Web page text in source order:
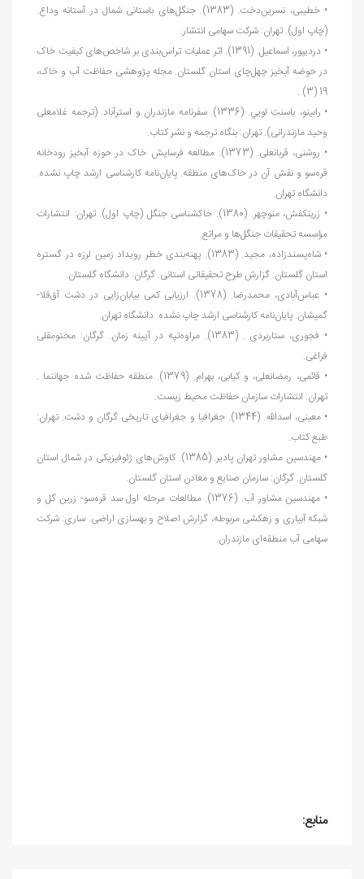
• خطیبی، نسرین‌‏دخت. (1383). جنگل
های باستانی شمال در آستانه وداع.
(چاپ اول). تهران: شرکت سهامی انتشار.
• دردی‏پور، اسماعیل. (1391). اثر عملیات تراس
بندی بر شاخصهای کیفیت خاک
در حوضه آبخیز چهلچای استان گلستان. مجله پژوهشی حفاظت آب و خاک،
19 (3) .
• رابینو، ياسنت لويي. (1336). سفرنامه مازندران و استرآباد. (ترجمه غلامعلی
وحید مازندرانی). تهران: بنگاه ترجمه و نشر کتاب.
• روشنی، قربانعلی. (1373). مطالعه فرسایش خاک در حوزه آبخیز رودخانه
قرهسو و نقش آن در خاکهای منطقه. پایاننامه کارشناسی ارشد چاپ نشده.
دانشگاه تهران.
• زرین‏کفش، منوچهر. (1380). خاک‏شناسی جنگل (چاپ اول). تهران: انتشارات
مؤسسه تحقیقات جنگلها و مراتع.
• شاه‏‌پسندزاده، مجید. (1383). پهنه
بندی خطر رویداد زمین لرزه در گستره
استان گلستان. گزارش طرح تحقیقاتی استانی. گرگان: دانشگاه گلستان.
• عباس‌‏آبادی، محمدرضا. (1378). ارزیابی کمی بیابان
زایی در دشت آق‏‌قلا-
گمیشان. پایاننامه کارشناسی ارشد چاپ نشده. دانشگاه تهران.
• فجوری، ستاربردی . (1383). مراوه
تپه در آیینه زمان. گرگان: مختومقلی
فراغی.
• قائمی، رمضانعلی، و کیابی، بهرام. (1379). منطقه حفاظت شده
جهان‏نما .
تهران: انتشارات سازمان حفاظت محیط زیست.
• معینی، اسدالله. (1344). جغرافیا و جغرافیای تاریخی گرگان و دشت. تهران:
طبع کتاب.
• مهندسین مشاور تهران پادیر. (1385). کاوش
های ژئوفیزیکی در شمال استان
گلستان. گرگان: سازمان صنایع و معادن استان گلستان.
• مهندسین مشاور آب. (1376). مطالعات مرحله اول سد قره
سو- زرین گل و
شبکه آبیاری و زهکشی مربوطه، گزارش اصلاح و بهسازی اراضی. ساری: شرکت
سهامی آب منطقهای مازندران.
منابع: